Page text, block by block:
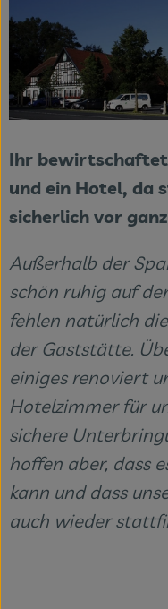
Ihr bewirtschaftet
und ein Hotel, da
sicherlich vor
Außerhalb der
schön ruhig auf
fehlen natürlich
der Gaststätte.
einiges renoviert
Hotelzimmer für
sichere
hoffen aber, dass
kann und dass
auch wieder